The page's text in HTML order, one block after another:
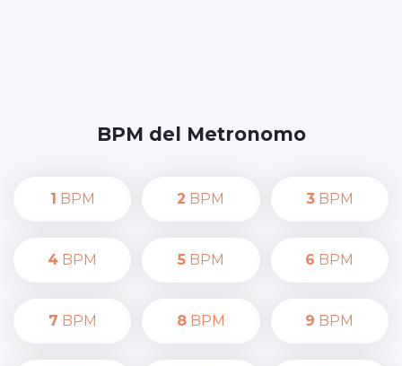
BPM del Metronomo
1 BPM 2 BPM 3BPM
4 BPM 5BPM 6 BPM
7 BPM 8BPM 9 BPM